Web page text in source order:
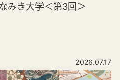
き大学＜第3回＞
2026.07.17